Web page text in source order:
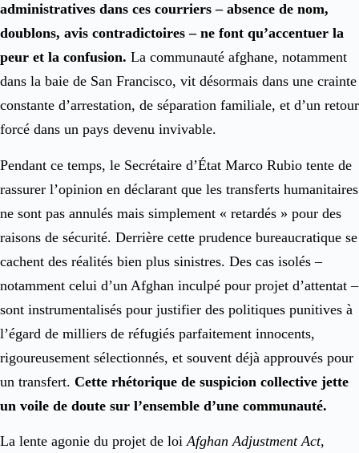
administratives dans ces courriers – absence de nom,
doublons, avis contradictoires – ne font qu’accentuer la
peur et la confusion. La communauté afghane, notamment
dans la baie de San Francisco, vit désormais dans une crainte
constante d’arrestation, de séparation familiale, et d’un retour
forcé dans un pays devenu invivable.
Pendant ce temps, le Secrétaire d’État Marco Rubio tente de
rassurer l’opinion en déclarant que les transferts humanitaires
ne sont pas annulés mais simplement « retardés » pour des
raisons de sécurité. Derrière cette prudence bureaucratique se
cachent des réalités bien plus sinistres. Des cas isolés –
notamment celui d’un Afghan inculpé pour projet d’attentat –
sont instrumentalisés pour justifier des politiques punitives à
l’égard de milliers de réfugiés parfaitement innocents,
rigoureusement sélectionnés, et souvent déjà approuvés pour
un transfert. Cette rhétorique de suspicion collective jette
un voile de doute sur l’ensemble d’une communauté.
La lente agonie du projet de loi Afghan Adjustment Act,